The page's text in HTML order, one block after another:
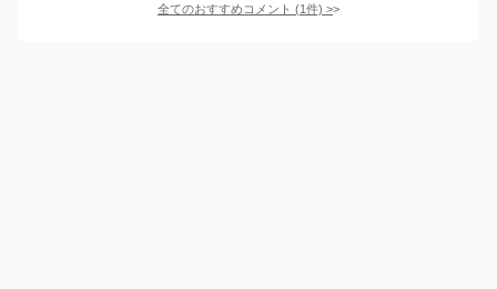
全てのおすすめコメント (1件) >